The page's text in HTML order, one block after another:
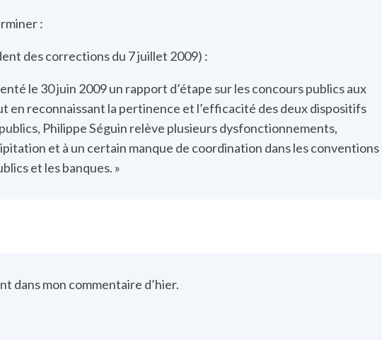
:
des corrections du 7 juillet 2009) :
le 30 juin 2009 un rapport d’étape sur les concours publics aux
en reconnaissant la pertinence et l’efficacité des deux dispositifs
Philippe Séguin relève plusieurs dysfonctionnements,
et à un certain manque de coordination dans les conventions
et les banques. »
dans mon commentaire d’hier.